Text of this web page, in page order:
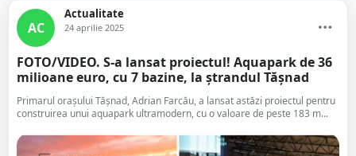
AC
Actualitate
24 aprilie 2025
FOTO/VIDEO. S-a lansat proiectul! Aquapark de 36
milioane euro, cu 7 bazine, la ștrandul Tășnad
Primarul orașului Tășnad, Adrian Farcău, a lansat astăzi proiectul pentru
construirea unui aquapark ultramodern, cu o valoare de peste 183 m...